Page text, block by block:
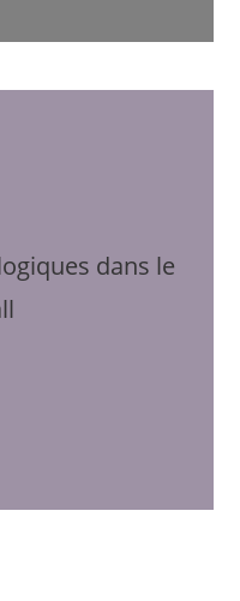
dans le